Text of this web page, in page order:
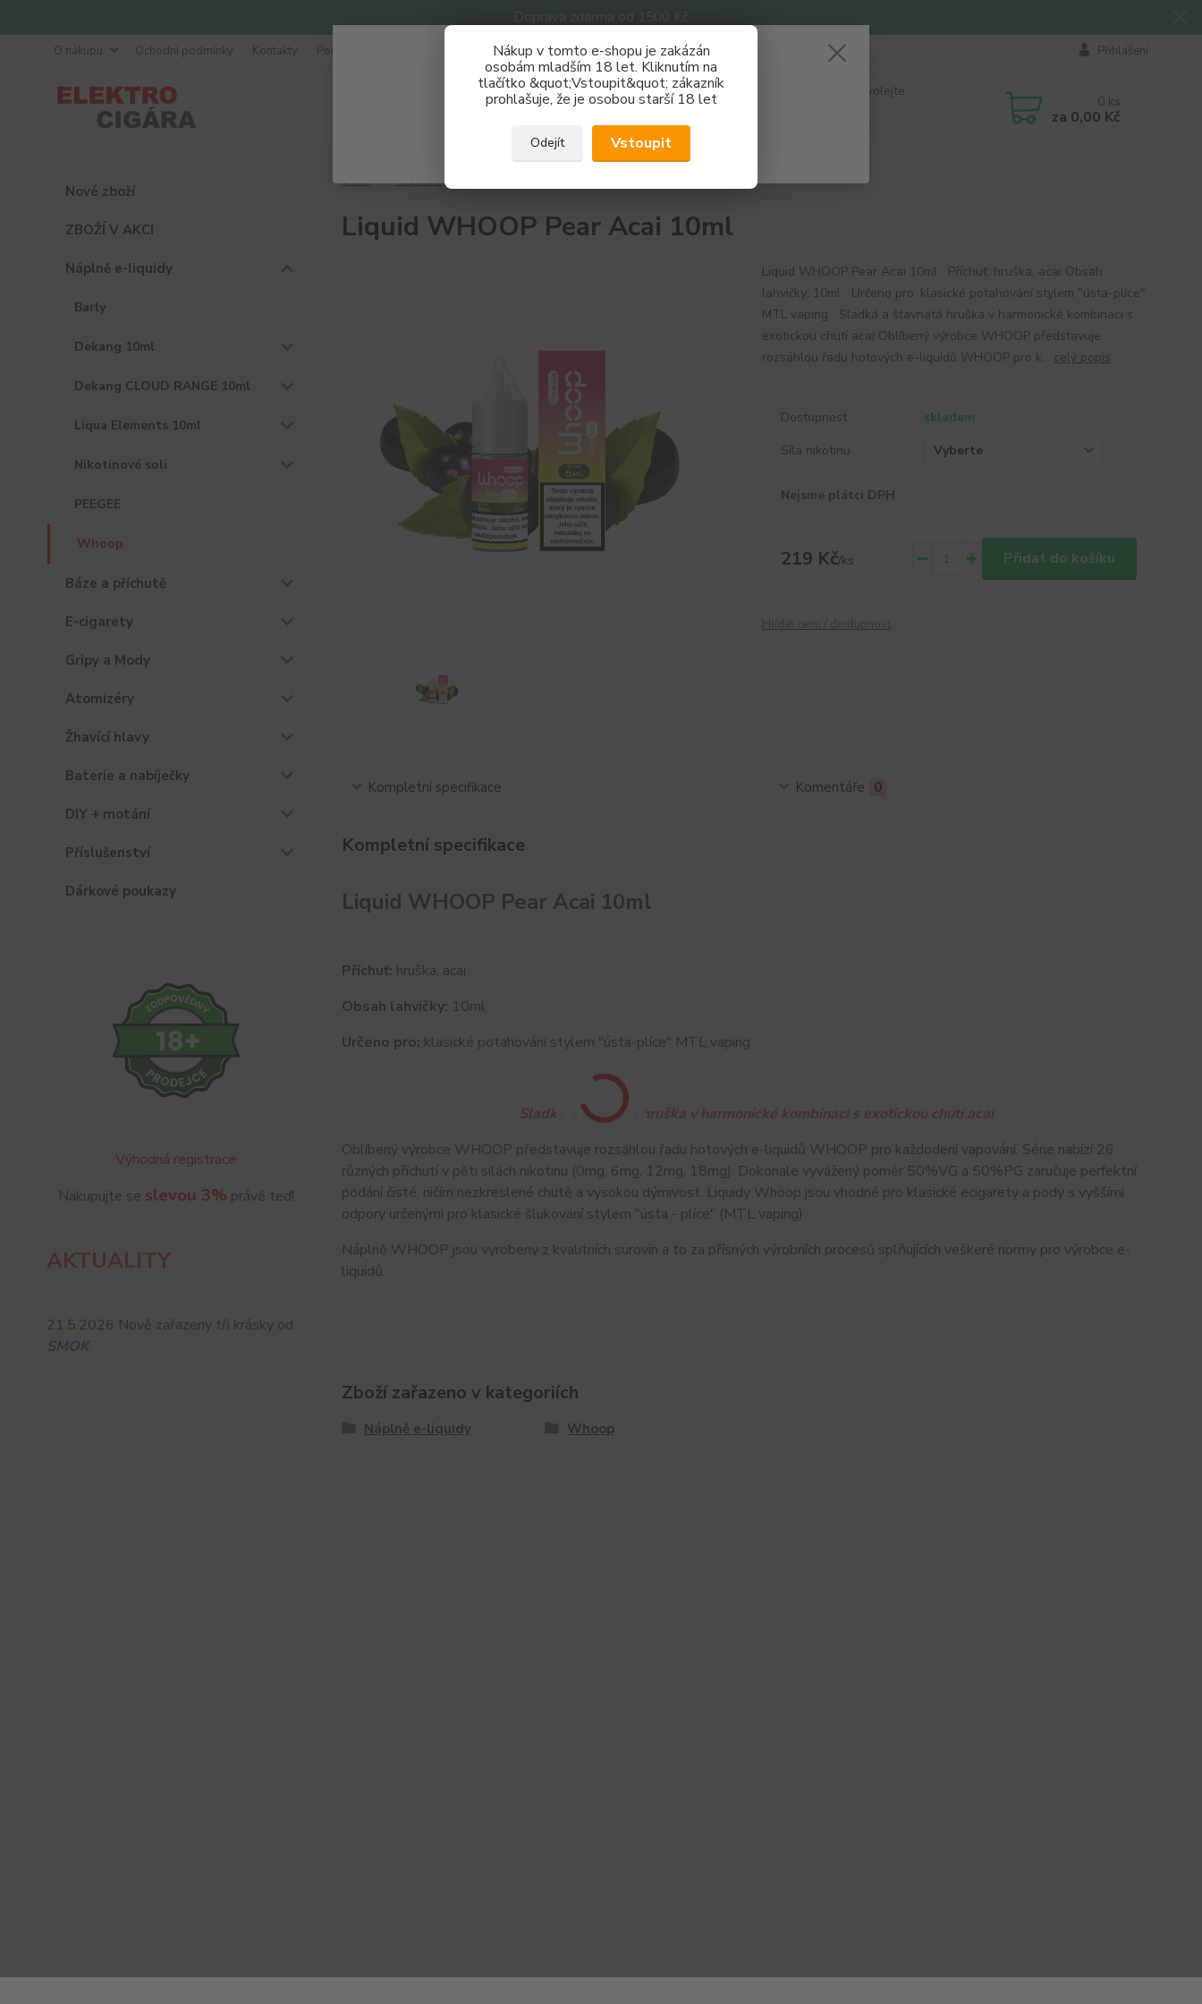
Doprava zdarma od 1500 Kč
Nákup v tomto e-shopu je zakázán
osobám mladším 18 let. Kliknutím na
tlačítko &quot;Vstoupit&quot; zákazník
prohlašuje, že je osobou starší 18 let
Odejít Vstoupit
O nákupu Ochodní podmínky Kontakty Poradna Přihlášení
Hledat
Nevíte si rady? Zavolejte.
0 ks
za 0,00 Kč
Nové zboží
ZBOŽÍ V AKCI
Náplně e-liquidy
Barly
Dekang 10ml
Dekang CLOUD RANGE 10ml
Liqua Elements 10ml
Nikotinové soli
PEEGEE
Whoop
Báze a příchutě
E-cigarety
Gripy a Mody
Atomizéry
Žhavící hlavy
Baterie a nabíječky
DIY + motání
Příslušenství
Dárkové poukazy
Výhodná registrace
Nakupujte se slevou 3% právě teď!
AKTUALITY
21.5.2026 Nově zařazeny tři krásky od
SMOK
Úvod Náplně e-liquidy
Liquid WHOOP Pear Acai 10ml
Liquid WHOOP Pear Acai 10ml Příchuť: hruška, acai Obsah
lahvičky: 10ml Určeno pro: klasické potahování stylem "ústa-plíce"
MTL vaping Sladká a šťavnatá hruška v harmonické kombinaci s
exotickou chutí acai Oblíbený výrobce WHOOP představuje
rozsáhlou řadu hotových e-liquidů WHOOP pro k... celý popis
Dostupnost
skladem
Síla nikotinu
Nejsme plátci DPH
219 Kč/ks Přidat do košíku
Kompletní specifikace Komentáře 0
Kompletní specifikace
Liquid WHOOP Pear Acai 10ml
Příchuť: hruška, acai
Obsah lahvičky: 10ml
Určeno pro: klasické potahování stylem "ústa-plíce" MTL vaping
Sladká a šťavnatá hruška v harmonické kombinaci s exotickou chutí acai
Oblíbený výrobce WHOOP představuje rozsáhlou řadu hotových e-liquidů WHOOP pro každodení vapování. Série nabízí 26
různých příchutí v pěti silách nikotinu (0mg, 6mg, 12mg, 18mg). Dokonale vyvážený poměr 50%VG a 50%PG zaručuje perfektní
podání čisté, ničím nezkreslené chutě a vysokou dýmivost. Liquidy Whoop jsou vhodné pro klasické ecigarety a pody s vyššími
odpory určenými pro klasické šlukování stylem "ústa - plíce" (MTL vaping).
Náplně WHOOP jsou vyrobeny z kvalitních surovin a to za přísných výrobních procesů splňujících veškeré normy pro výrobce e-
liquidů.
Zboží zařazeno v kategoriích
Náplně e-liquidy Whoop
Získej slevu 3%
Zaregistruj se a nakupuj se slevou právě teď!
REGISTRAČNÍ FORMULÁŘ
Zavřít